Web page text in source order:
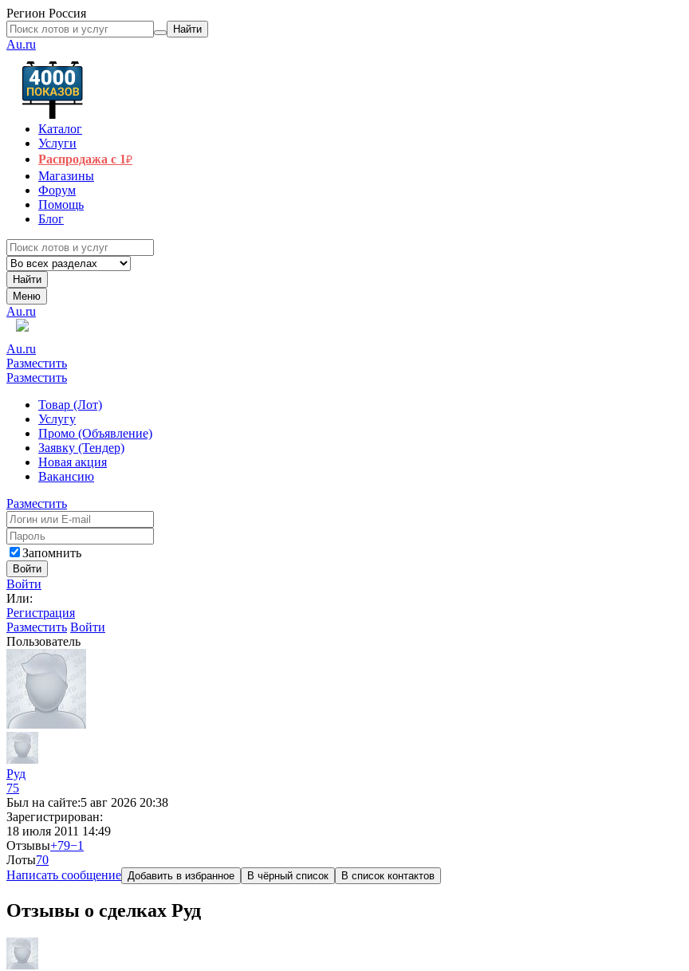
Регион Россия
Найти
Au.ru
Каталог
Услуги
Распродажа с 1₽
Магазины
Форум
Помощь
Блог
Найти
Меню
Au.ru
Au.ru
Разместить
Разместить
Товар (Лот)
Услугу
Промо (Объявление)
Заявку (Тендер)
Новая акция
Вакансию
Разместить
Запомнить
Войти
Войти
Или:
Регистрация
Разместить Войти
Пользователь
Руд
75
Был на сайте:5 авг 2026 20:38
Зарегистрирован:
18 июля 2011 14:49
Отзывы+79−1
Лоты70
Написать сообщение Добавить в избранное В чёрный список В список контактов
Отзывы о сделках Руд